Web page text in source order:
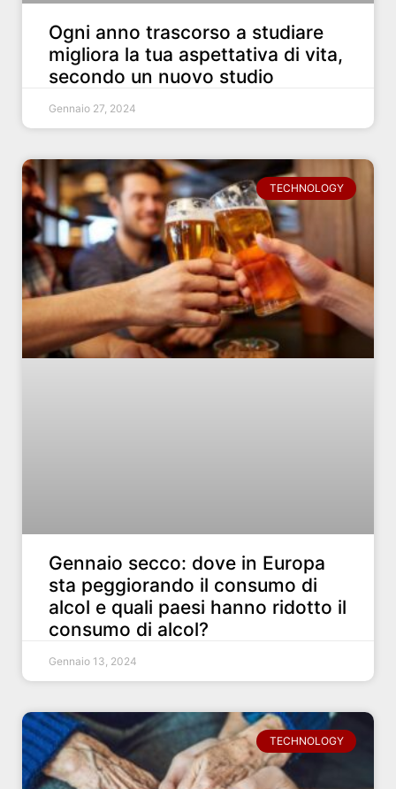
Ogni anno trascorso a studiare
migliora la tua aspettativa di vita,
secondo un nuovo studio
Gennaio 27, 2024
TECHNOLOGY
Gennaio secco: dove in Europa
sta peggiorando il consumo di
alcol e quali paesi hanno ridotto il
consumo di alcol?
Gennaio 13, 2024
TECHNOLOGY